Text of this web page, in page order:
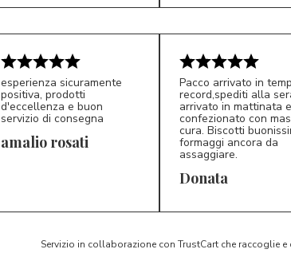
esperienza sicuramente
positiva, prodotti
d'eccellenza e buon
servizio di consegna
amalio rosati
D*
Pacco arrivato in
record,spediti alla
arrivato in mattinata e
confezionato con
cura. Biscotti
formaggi ancora da
assaggiare.
Donata
Servizio in collaborazione con TrustCart che raccoglie